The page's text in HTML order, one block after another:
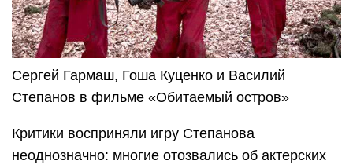
Сергей Гармаш, Гоша Куценко и Василий
Степанов в фильме «Обитаемый остров»
Критики восприняли игру Степанова
неоднозначно: многие отозвались об актерских